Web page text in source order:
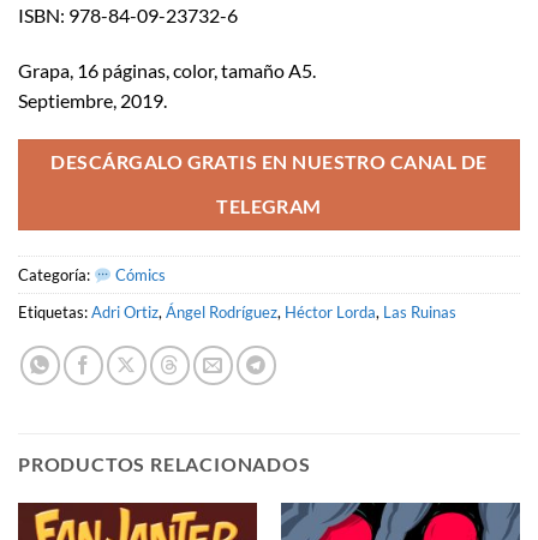
ISBN: 978-84-09-23732-6
Grapa, 16 páginas, color, tamaño A5.
Septiembre, 2019.
DESCÁRGALO GRATIS EN NUESTRO CANAL DE
TELEGRAM
Categoría:
Cómics
Etiquetas:Adri Ortiz,Ángel Rodríguez, Héctor Lorda, Las Ruinas
PRODUCTOS RELACIONADOS